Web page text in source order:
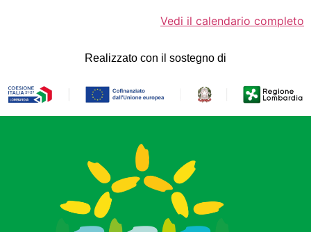
Vedi il calendario completo
Realizzato con il sostegno di